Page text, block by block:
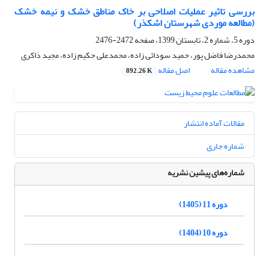
بررسی تاثیر عملیات اصلاحی بر خاک مناطق خشک و نیمه خشک
(مطالعه موردی شهرستان اشکذر)
دوره 5، شماره 2، تابستان 1399، صفحه
2472-2476
محمدرضا فاضل پور، حمید سودائی زاده، محمدعلی حکیم زاده، مجید ذاکری
مشاهده مقاله
اصل مقاله 892.26 K
مقالات آماده انتشار
شماره جاری
شماره‌های پیشین نشریه
دوره 11 (1405)
دوره 10 (1404)